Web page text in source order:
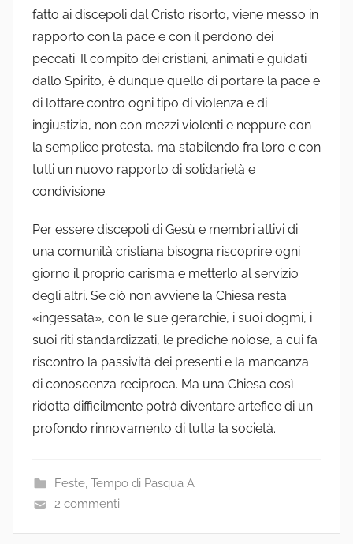
fatto ai discepoli dal Cristo risorto, viene messo in
rapporto con la pace e con il perdono dei
peccati. Il compito dei cristiani, animati e guidati
dallo Spirito, è dunque quello di portare la pace e
di lottare contro ogni tipo di violenza e di
ingiustizia, non con mezzi violenti e neppure con
la semplice protesta, ma stabilendo fra loro e con
tutti un nuovo rapporto di solidarietà e
condivisione.
Per essere discepoli di Gesù e membri attivi di
una comunità cristiana bisogna riscoprire ogni
giorno il proprio carisma e metterlo al servizio
degli altri. Se ciò non avviene la Chiesa resta
«ingessata», con le sue gerarchie, i suoi dogmi, i
suoi riti standardizzati, le prediche noiose, a cui fa
riscontro la passività dei presenti e la mancanza
di conoscenza reciproca. Ma una Chiesa così
ridotta difficilmente potrà diventare artefice di un
profondo rinnovamento di tutta la società.
Feste, Tempo di Pasqua A
2 commenti